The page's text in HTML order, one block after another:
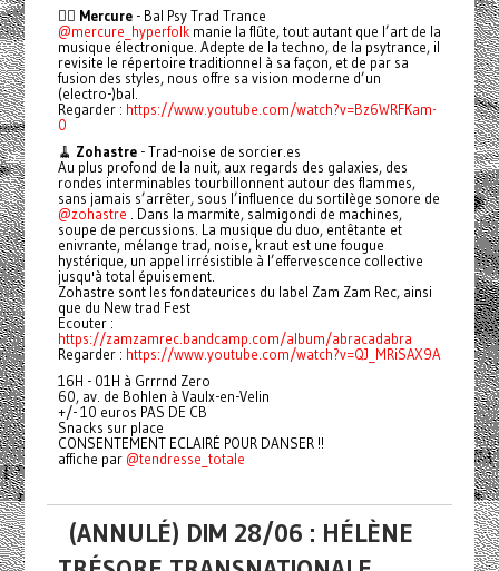
🧚‍♂️ Mercure- Bal Psy Trad Trance
@mercure_hyperfolkmanie la flûte, tout autant que l’art de la
musique électronique. Adepte de la techno, de la psytrance, il
revisite le répertoire traditionnel à sa façon, et de par sa
fusion des styles, nous offre sa vision moderne d’un
(electro-)bal.
Regarder : https://www.youtube.com/watch?v=Bz6WRFKam-
0
🧹 Zohastre- Trad-noise de sorcier.es
Au plus profond de la nuit, aux regards des galaxies, des
rondes interminables tourbillonnent autour des flammes,
sans jamais s’arrêter, sous l’influence du sortilège sonore de
@zohastre . Dans la marmite, salmigondi de machines,
soupe de percussions. La musique du duo, entêtante et
enivrante, mélange trad, noise, kraut est une fougue
hystérique, un appel irrésistible à l’effervescence collective
jusqu'à total épuisement.
Zohastre sont les fondateurices du label Zam Zam Rec, ainsi
que du New trad Fest
Ecouter :
https://zamzamrec.bandcamp.com/album/abracadabra
Regarder : https://www.youtube.com/watch?v=QJ_MRiSAX9A
16H - 01H à Grrrnd Zero
60, av. de Bohlen à Vaulx-en-Velin
+/- 10 euros PAS DE CB
Snacks sur place
CONSENTEMENT ECLAIRÉ POUR DANSER !!
affiche par @tendresse_totale
(ANNULÉ) DIM 28/06 : HÉLÈNE